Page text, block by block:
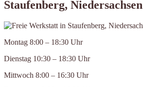
Staufenberg, Niedersachsen
Montag 8:00 – 18:30 Uhr
Dienstag 10:30 – 18:30 Uhr
Mittwoch 8:00 – 16:30 Uhr